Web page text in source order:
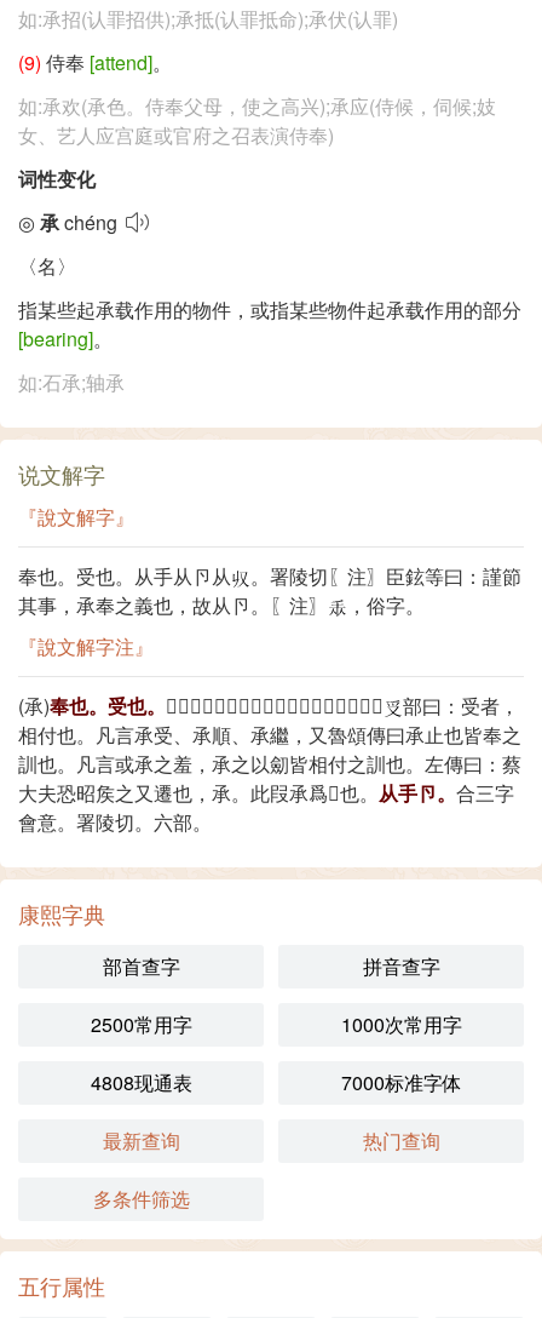
如:承招(认罪招供);承抵(认罪抵命);承伏(认罪)
(9) 侍奉 [attend]。
如:承欢(承色。侍奉父母，使之高兴);承应(侍候，伺候;妓
女、艺人应宫庭或官府之召表演侍奉)
词性变化
◎ 承chéng
〈名〉
指某些起承载作用的物件，或指某些物件起承载作用的部分
[bearing]。
如:石承;轴承
说文解字
『說文解字』
奉也。受也。从手从卪从
。署陵切〖注〗臣鉉等曰：謹節
其事，承奉之義也，故从卪。〖注〗
，俗字。
『說文解字注』
(承)奉也。受也。 𠬞部曰：奉者，承也。是二篆爲轉注也。
部曰：受者，
相付也。凡言承受、承順、承繼，又魯頌傳曰承止也皆奉之
訓也。凡言或承之羞，承之以劎皆相付之訓也。左傳曰：蔡
大夫恐昭矦之又遷也，承。此叚承爲𠬞也。 从手卪。 合三字
會意。署陵切。六部。
康熙字典
部首查字 拼音查字
2500常用字 1000次常用字
4808现通表 7000标准字体
最新查询 热门查询
多条件筛选
五行属性